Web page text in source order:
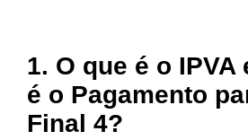
1. O que é o IPVA
é o Pagamento
Final 4?